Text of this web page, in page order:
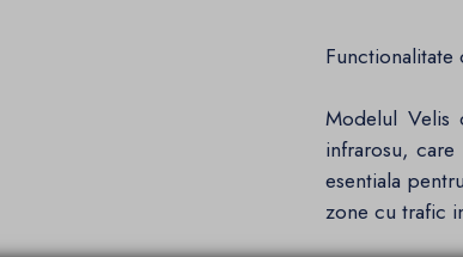
Modelul Velis
infrarosu,
esentiala
zone cu trafic